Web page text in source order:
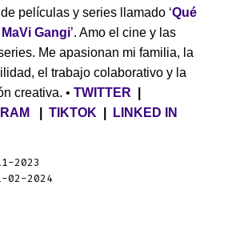
películas y series llamado ‘Qué
Gangi’. Amo el cine y las
Me apasionan mi familia, la
el trabajo colaborativo y la
creativa. • TWITTER
TIKTOK LINKED IN
2023
2024